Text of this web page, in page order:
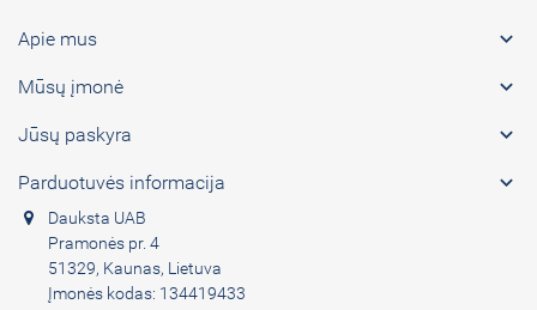
Apie mus 
Mūsų įmonė 
Jūsų paskyra 
Parduotuvės informacija 
Dauksta UAB
Pramonės pr. 4
51329, Kaunas, Lietuva
Įmonės kodas: 134419433